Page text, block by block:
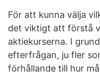
För att kunna välja
det viktigt att förstå
aktiekurserna. I
efterfrågan, ju fler
förhållande till hur